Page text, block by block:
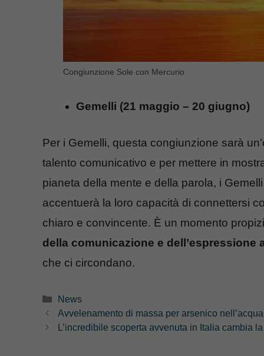
Congiunzione Sole con Mercurio
Gemelli (21 maggio – 20 giugno)
Per i Gemelli, questa congiunzione sarà
talento comunicativo e per mettere in
pianeta della mente e della parola, i
accentuerà la loro capacità di connettersi
chiaro e convincente. È un momento
della comunicazione e dell’espressione
che ci circondano.
Categorie
News
Avvelenamento di massa per arsenico
L’incredibile scoperta avvenuta in Italia cambia